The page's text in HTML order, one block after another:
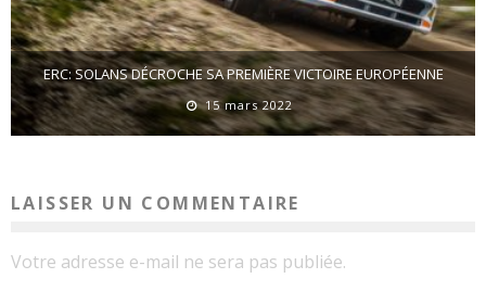
ERC: SOLANS DÉCROCHE SA PREMIÈRE VICTOIRE EUROPÉENNE
15 mars 2022
LAISSER UN COMMENTAIRE
Votre adresse e-mail ne sera pas publiée.